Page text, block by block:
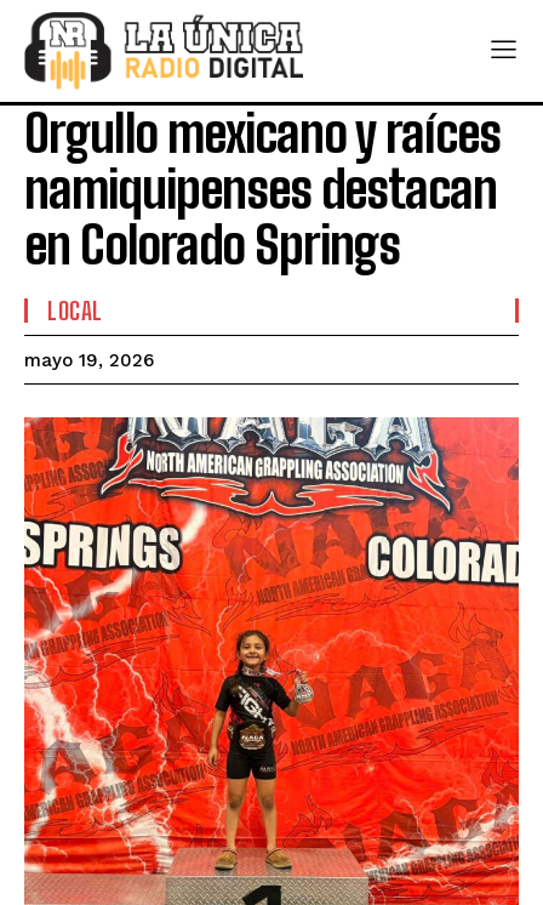
Orgullo mexicano y raíces
namiquipenses destacan
en Colorado Springs
LOCAL
mayo 19, 2026